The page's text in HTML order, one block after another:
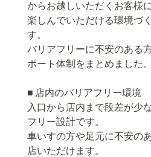
からお越しいただくお客様
楽しんでいただける環境づ
す。
バリアフリーに不安のある
ポート体制をまとめました。
■ 店内のバリアフリー環境
入口から店内まで段差が少
フリー設計です。
車いすの方や足元に不安の
店いただけます。